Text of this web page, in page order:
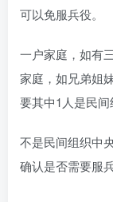
可以免服兵役。
一户家庭，如有
家庭，如兄弟姐
要其中1人是民间
不是民间组织中
确认是否需要服